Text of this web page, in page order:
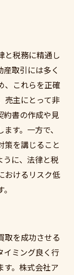
と税務に精通し
取引には多く
、これらを正確
売主にとって非
約書の作成や見
す。一方で、
策を講じること
うに、法律と税
おけるリスク低
取を成功させる
イミング良く行
す。株式会社ア